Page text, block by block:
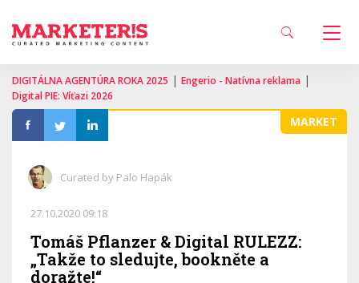
DIGITÁLNA AGENTÚRA ROKA 2025 | Engerio - Natívna reklama |
Digital PIE: Víťazi 2026
MARKET
Curated by Palo Hapák
27.10.2020 09:18
Tomáš Pflanzer & Digital RULEZZ:
„Takže to sledujte, bookněte a
doražte!“